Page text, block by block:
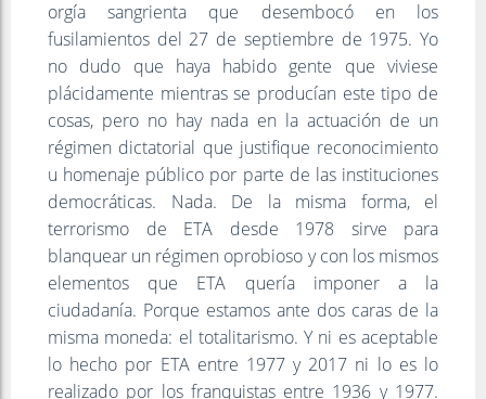
orgía sangrienta que desembocó en los
fusilamientos del 27 de septiembre de 1975. Yo
no dudo que haya habido gente que viviese
plácidamente mientras se producían este tipo de
cosas, pero no hay nada en la actuación de un
régimen dictatorial que justifique reconocimiento
u homenaje público por parte de las instituciones
democráticas. Nada. De la misma forma, el
terrorismo de ETA desde 1978 sirve para
blanquear un régimen oprobioso y con los mismos
elementos que ETA quería imponer a la
ciudadanía. Porque estamos ante dos caras de la
misma moneda: el totalitarismo. Y ni es aceptable
lo hecho por ETA entre 1977 y 2017 ni lo es lo
realizado por los franquistas entre 1936 y 1977.